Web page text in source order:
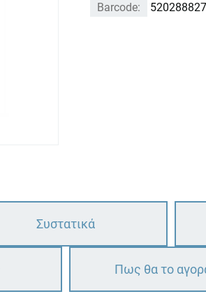
Barcode:
Συστατικά
Πως θα το